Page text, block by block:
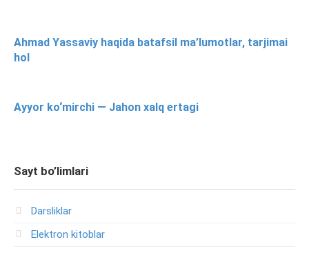
Ahmad Yassaviy haqida batafsil ma’lumotlar, tarjimai
hol
Ayyor ko‘mirchi — Jahon xalq ertagi
Sayt bo’limlari
Darsliklar
Elektron kitoblar